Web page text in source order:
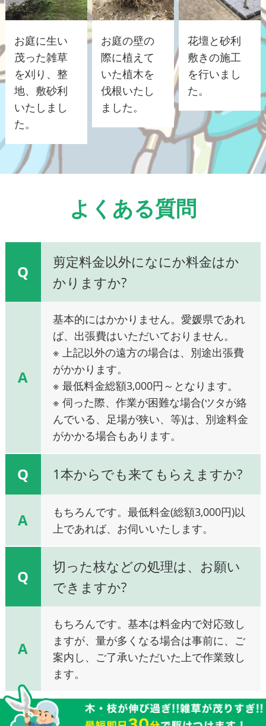
お庭に生い
茂った雑草
を刈り、整
地、敷砂利
いたしまし
た。
お庭の壁の
際に植えて
いた植木を
伐根いたし
ました。
花壇と砂利
敷きの施工
を行いまし
た。
よくある質問
Q
剪定料金以外になにか料金はか
かりますか?
A
基本的にはかかりません。愛媛県であれ
ば、出張費はいただいておりません。
※ 上記以外の遠方の場合は、別途出張費
がかかります。
※ 最低料金総額3,000円～となります。
※ 伺った際、作業が困難な場合(ツタが絡
んでいる、足場が狭い、等)は、別途料金
がかかる場合もあります。
Q 1本からでも来てもらえますか?
A
もちろんです。最低料金(総額3,000円)以
上であれば、お伺いいたします。
Q
切った枝などの処理は、お願い
できますか?
A
もちろんです。基本は料金内で対応致し
ますが、量が多くなる場合は事前に、ご
案内し、ご了承いただいた上で作業致し
ます。